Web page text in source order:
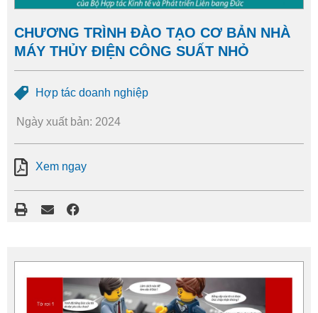
CHƯƠNG TRÌNH ĐÀO TẠO CƠ BẢN NHÀ
MÁY THỦY ĐIỆN CÔNG SUẤT NHỎ
Hợp tác doanh nghiệp
Ngày xuất bản: 2024
Xem ngay